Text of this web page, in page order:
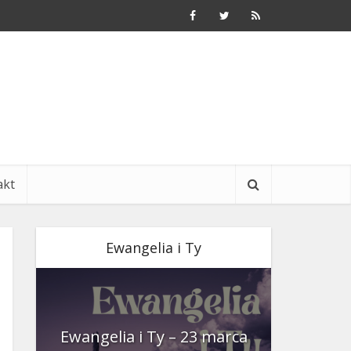
Ewangelia i Ty
Ewangelia i Ty – 23 marca